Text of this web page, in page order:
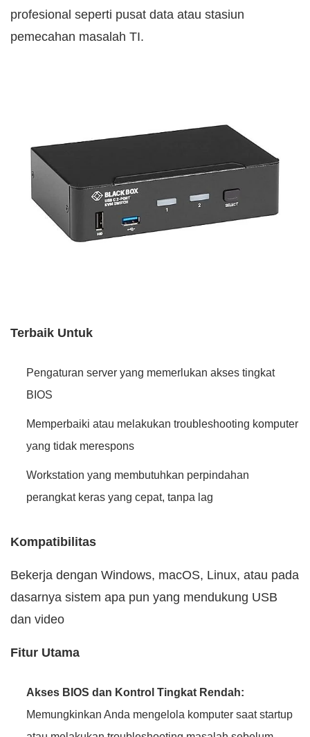
profesional seperti pusat data atau stasiun
pemecahan masalah TI.
Terbaik Untuk
Pengaturan server yang memerlukan akses tingkat
BIOS
Memperbaiki atau melakukan troubleshooting komputer
yang tidak merespons
Workstation yang membutuhkan perpindahan
perangkat keras yang cepat, tanpa lag
Kompatibilitas
Bekerja dengan Windows, macOS, Linux, atau pada
dasarnya sistem apa pun yang mendukung USB
dan video
Fitur Utama
Akses BIOS dan Kontrol Tingkat Rendah:
Memungkinkan Anda mengelola komputer saat startup